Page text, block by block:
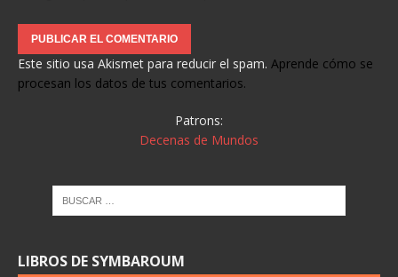
Este sitio usa Akismet para reducir el spam. Aprende cómo se
procesan los datos de tus comentarios.
Patrons:
Decenas de Mundos
LIBROS DE SYMBAROUM